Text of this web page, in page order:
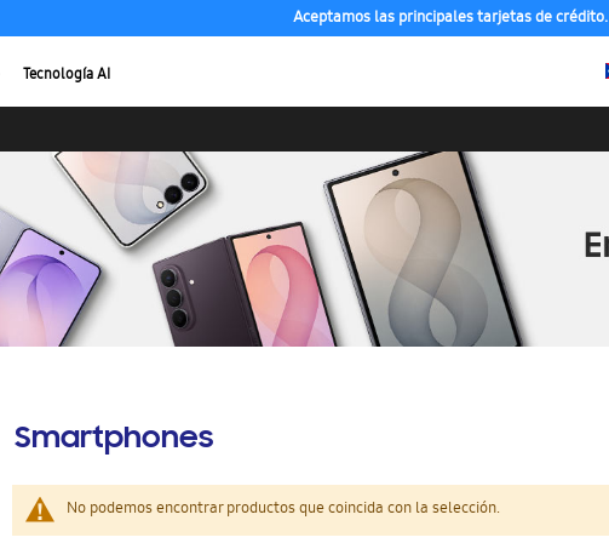
Aceptamos las principales tarjetas de crédito.
Tecnología AI
Smartphones
No podemos encontrar productos que coincida con la selección.